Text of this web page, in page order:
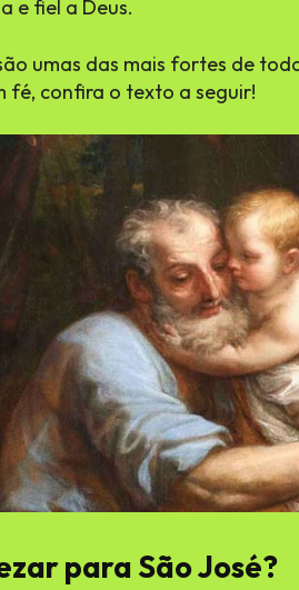
e fiel a Deus.
umas das mais fortes de
fé, confira o texto a seguir!
para São José?